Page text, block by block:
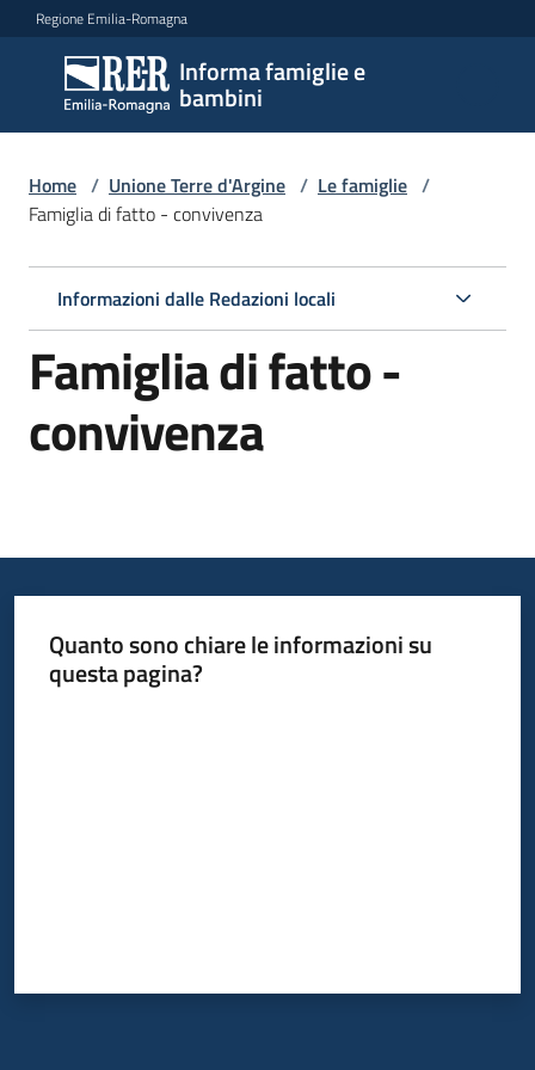
Vai al contenuto
Vai alla navigazione
Vai al footer
Regione Emilia-Romagna
Informa famiglie e
bambini
Informa
famiglie
e
bambini
Argomenti
Servizi
Centri
locali
Home / Unione Terre d'Argine / Le famiglie /
Famiglia di fatto - convivenza
Informazioni dalle Redazioni locali
Famiglia di fatto -
convivenza
Quanto sono chiare le informazioni su
questa pagina?